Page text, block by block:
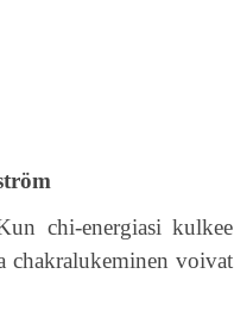
chi-energiasi kulkee
chakralukeminen voivat